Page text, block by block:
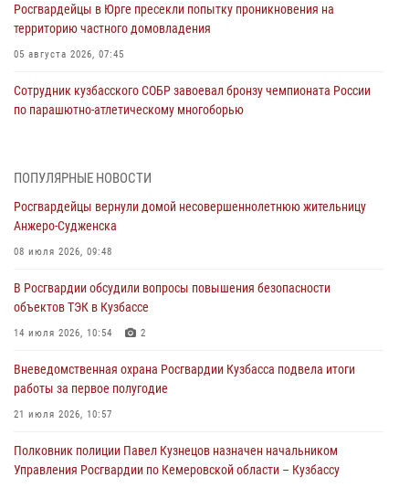
Росгвардейцы в Юрге пресекли попытку проникновения на
территорию частного домовладения
05 августа 2026, 07:45
Сотрудник кузбасского СОБР завоевал бронзу чемпионата России
по парашютно-атлетическому многоборью
Кузбассовцы высоко оценили качество предоставления
04 августа 2026, 09:42
Росгвардейцы помогли разыскать троих юных путешественников из
04 августа 2026, 08:42
Росгвардейцы задержали нарушителя общественного порядка в
04 августа 2026, 07:41
Кемеровские росгвардейцы пресекли попытку хищения товара
04 августа 2026, 06:32
ПОПУЛЯРНЫЕ НОВОСТИ
Росгвардейцы вернули домой несовершеннолетнюю жительницу
Анжеро-Судженска
08 июля 2026, 09:48
В Росгвардии обсудили вопросы повышения безопасности
объектов ТЭК в Кузбассе
14 июля 2026, 10:54 2
Вневедомственная охрана Росгвардии Кузбасса подвела итоги
работы за первое полугодие
21 июля 2026, 10:57
Полковник полиции Павел Кузнецов назначен начальником
Управления Росгвардии по Кемеровской области – Кузбассу